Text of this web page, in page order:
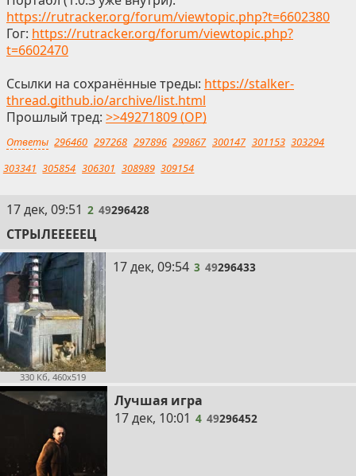
https://rutracker.org/forum/viewtopic.php?t=6602380
Гог: https://rutracker.org/forum/viewtopic.php?
t=6602470
Ссылки на сохранённые треды: https://stalker-
thread.github.io/archive/list.html
Прошлый тред: >>49271809 (OP)
Ответы 296460 297268 297896 299867 300147 301153 303294
303341 305854 306301 308989 309154
2
17 дек, 09:51 2 49296428
СТРЫЛЕЕЕЕЕЦ
330 Кб, 460x519
3
17 дек, 09:54 3 49296433
Лучшая игра
4
17 дек, 10:01 4 49296452